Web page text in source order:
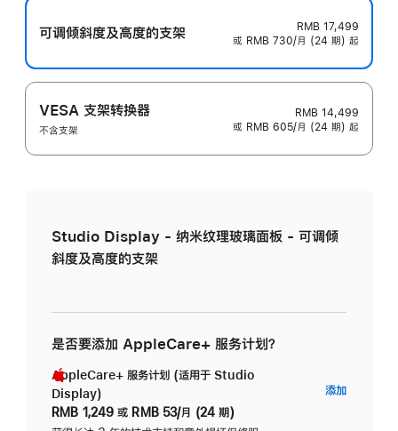
可调倾斜度及高‍度的支‍架
RMB 17,499
或 RMB 730/月 (24 期) 起
VESA 支架转换器
不含支架
RMB 14,499
或 RMB 605/月 (24 期) 起
Studio Display - 纳米纹理玻璃面板 - 可调倾
斜度及高度的支架
是否要添加 AppleCare+ 服务计划？
AppleCare+ 服务计划 (适用于 Studio
Display)
RMB 1,249 或 RMB 53/月 (24 期)
添加